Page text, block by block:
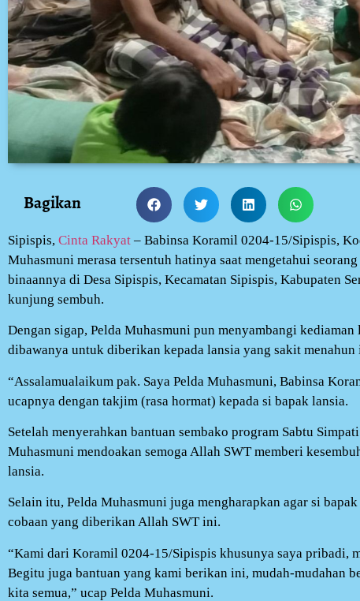
Bagikan
Sipispis, Cinta Rakyat – Babinsa Koramil 0204-15/Sipispis,
Muhasmuni merasa tersentuh hatinya saat mengetahui
binaannya di Desa Sipispis, Kecamatan Sipispis, Kabupaten
kunjung sembuh.
Dengan sigap, Pelda Muhasmuni pun menyambangi
dibawanya untuk diberikan kepada lansia yang sakit menahun
“Assalamualaikum pak. Saya Pelda Muhasmuni, Babinsa
ucapnya dengan takjim (rasa hormat) kepada si bapak lansia.
Setelah menyerahkan bantuan sembako program Sabtu
Muhasmuni mendoakan semoga Allah SWT memberi
lansia.
Selain itu, Pelda Muhasmuni juga mengharapkan agar si
cobaan yang diberikan Allah SWT ini.
“Kami dari Koramil 0204-15/Sipispis khusunya saya pribadi,
Begitu juga bantuan yang kami berikan ini, mudah-mudahan
kita semua,” ucap Pelda Muhasmuni.